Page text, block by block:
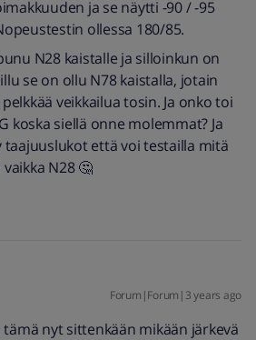
ja se näytti -90 / -95
ollessa 180/85.
N28 kaistalle ja silloinkun on
se on ollu N78 kaistalla, jotain
veikkailua tosin. Ja onko toi
koska siellä onne molemmat? Ja
taajuuslukot että voi testailla mitä
N28 🤔
Forum|Forum|3 years ago
nyt sittenkään mikään järkevä